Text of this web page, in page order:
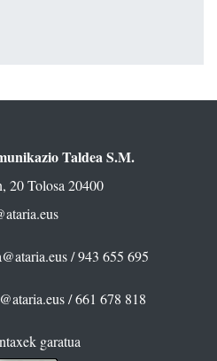
Taldea S.M.
20 Tolosa 20400
/ 943 655 695
/ 661 678 818
garatua